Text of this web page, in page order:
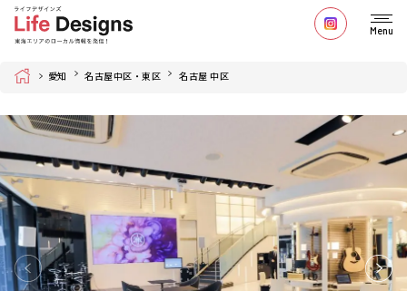
Menu
Home 愛知 名古屋中区・東区 名古屋 中区